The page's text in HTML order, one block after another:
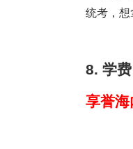
统考，想
8. 学费
享誉